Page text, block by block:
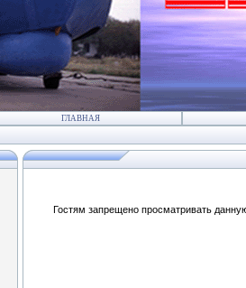
ГЛАВНАЯ
Гостям запрещено просматривать